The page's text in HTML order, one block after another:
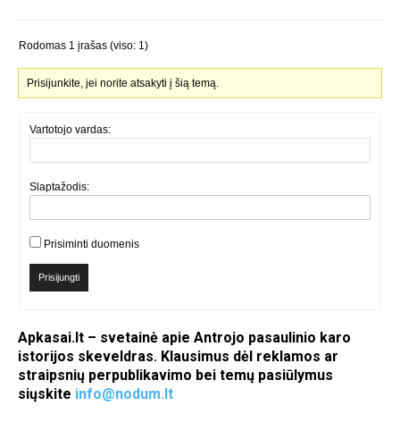
Rodomas 1 įrašas (viso: 1)
Prisijunkite, jei norite atsakyti į šią temą.
Vartotojo vardas:
Slaptažodis:
Prisiminti duomenis
Prisijungti
Apkasai.lt – svetainė apie Antrojo pasaulinio karo
istorijos skeveldras. Klausimus dėl reklamos ar
straipsnių perpublikavimo bei temų pasiūlymus
siųskite info@nodum.lt